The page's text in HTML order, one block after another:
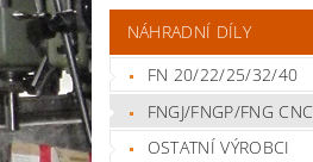
NÁHRADNÍ DÍLY
FN 20/22/25/32/40
FNGJ/FNGP/FNG CNC
OSTATNÍ VÝROBCI